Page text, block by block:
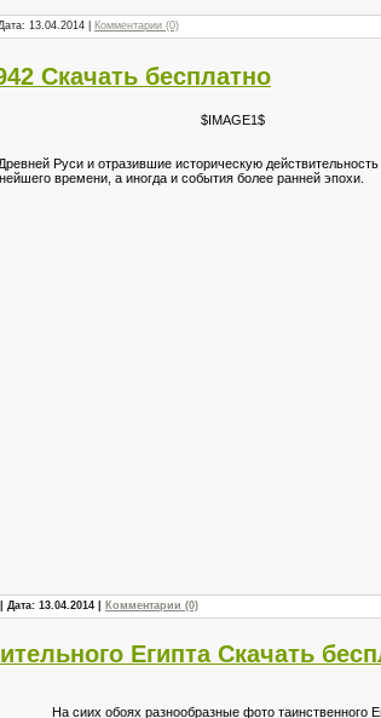
13.04.2014 Комментарии (0)
Скачать бесплатно
$IMAGE1$
Руси и отразившие историческую
времени, а иногда и события более ранней эпохи.
| Дата: 13.04.2014 Комментарии (0)
Египта Скачать
На сиих обоях разнообразные фото таинственного